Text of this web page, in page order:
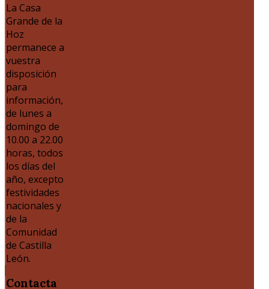
La Casa
Grande de la
Hoz
permanece a
vuestra
disposición
para
información,
de lunes a
domingo de
10.00 a 22.00
horas, todos
los días del
año, excepto
festividades
nacionales y
de la
Comunidad
de Castilla
León.
Contacta